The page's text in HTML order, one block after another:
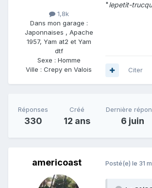
1,8k
Dans mon garage :
Japonnaises , Apache
1957, Yam at2 et Yam
dtf
Sexe : Homme
Ville : Crepy en Valois
"lepetit-
Citer
Réponses
330
Créé
12 ans
Dernière
6 juin
americoast Posté(e) le 31